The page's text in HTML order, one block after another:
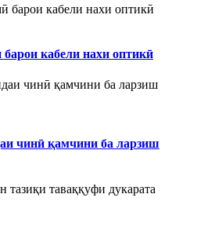
кабели нахи оптикӣ
чинӣ қамчини ба ларзиш